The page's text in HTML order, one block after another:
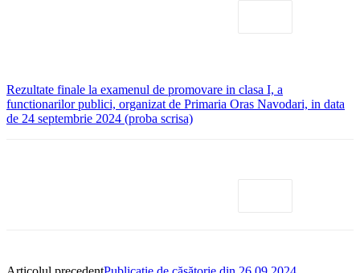
Rezultate finale la examenul de promovare in clasa I, a
functionarilor publici, organizat de Primaria Oras Navodari, in data
de 24 septembrie 2024 (proba scrisa)